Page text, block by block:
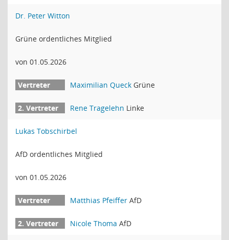
Dr. Peter Witton
Grüne ordentliches Mitglied
von 01.05.2026
Maximilian Queck Grüne
Rene Tragelehn Linke
Lukas Tobschirbel
AfD ordentliches Mitglied
von 01.05.2026
Matthias Pfeiffer AfD
Nicole Thoma AfD